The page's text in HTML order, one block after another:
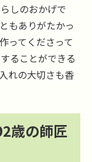
しのおかげで
もありがたかっ
ってくださって
ることができる
れの大切さも香
歳の師匠